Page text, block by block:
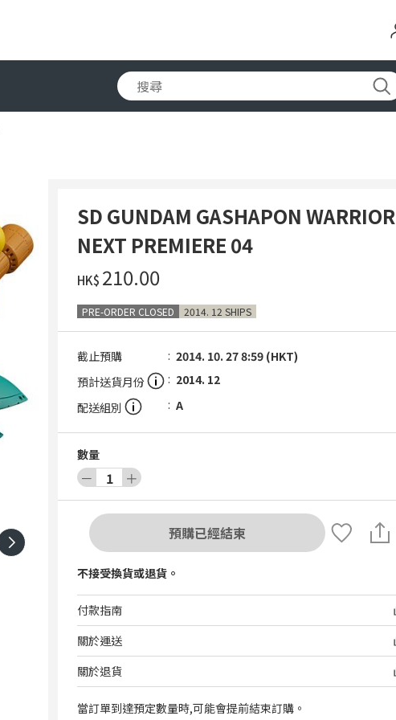
SD GUNDAM GASHAPON WARRIOR
NEXT PREMIERE 04
HK$ ‌210.00
PRE-ORDER CLOSED 2014. 12 SHIPS
截止預購
2014. 10. 27 8:59 (HKT)
預計送貨月份
2014. 12
配送組別
A
數量
－ 1 ＋
預購已經結束
不接受換貨或退貨。
付款指南
關於運送
關於退貨
當訂單到達預定數量時,可能會提前結束訂購。